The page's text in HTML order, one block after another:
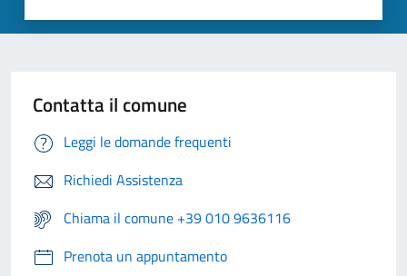
Contatta il comune
Leggi le domande frequenti
Richiedi Assistenza
Chiama il comune +39 010 9636116
Prenota un appuntamento